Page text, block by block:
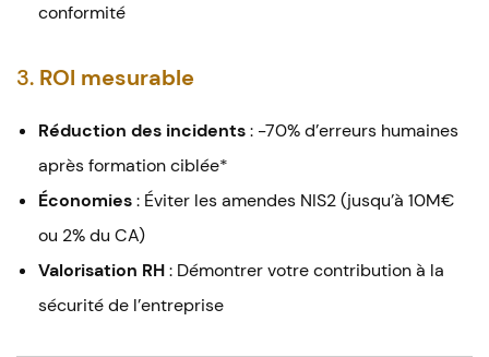
conformité
3. ROI mesurable
Réduction des incidents: -70% d’erreurs humaines
après formation ciblée*
Économies: Éviter les amendes NIS2 (jusqu’à 10M€
ou 2% du CA)
Valorisation RH: Démontrer votre contribution à la
sécurité de l’entreprise